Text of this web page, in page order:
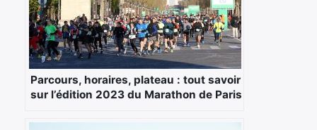
Parcours, horaires, plateau : tout savoir
sur l’édition 2023 du Marathon de Paris